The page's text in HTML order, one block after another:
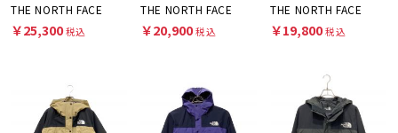
THE NORTH FACE
￥25,300税込
THE NORTH FACE
￥20,900税込
THE NORTH FACE
￥19,800税込